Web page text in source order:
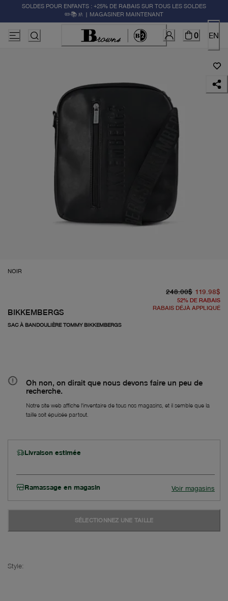
SOLDES POUR ENFANTS : +25% DE RABAIS SUR TOUS LES SOLDES
✏️📚🚸 | MAGASINER MAINTENANT
0 EN
NOIR
BIKKEMBERGS
SAC À BANDOULIÈRE TOMMY BIKKEMBERGS
248.00$ 119.98$
52% DE RABAIS
RABAIS DÉJÀ APPLIQUÉ
Oh non, on dirait que nous devons faire un peu de
recherche.
Notre site web affiche l'inventaire de tous nos magasins, et il semble que la
taille soit épuisée partout.
Livraison estimée
Ramassage en magasin Voir magasins
SÉLECTIONNEZ UNE TAILLE
Style: